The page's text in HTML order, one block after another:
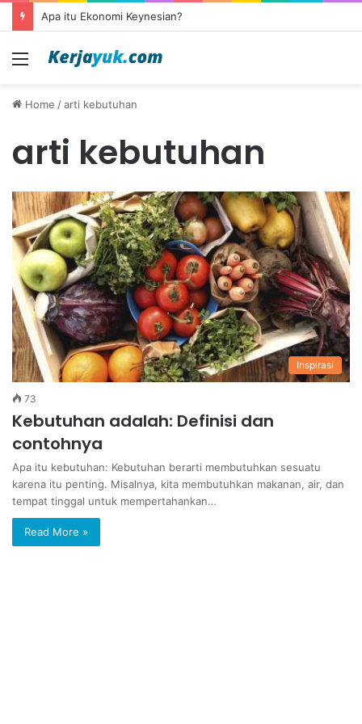
Apa itu Ekonomi Keynesian?
Menu
Home /arti kebutuhan
arti kebutuhan
Inspirasi
73
Kebutuhan adalah: Definisi dan
contohnya
Apa itu kebutuhan: Kebutuhan berarti membutuhkan sesuatu
karena itu penting. Misalnya, kita membutuhkan makanan, air, dan
tempat tinggal untuk mempertahankan…
Read More »